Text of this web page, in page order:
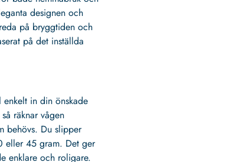
designen och
på bryggtiden och
på det inställda
enkelt in din önskade
räknar vågen
behövs. Du slipper
eller 45 gram. Det ger
enklare och roligare.